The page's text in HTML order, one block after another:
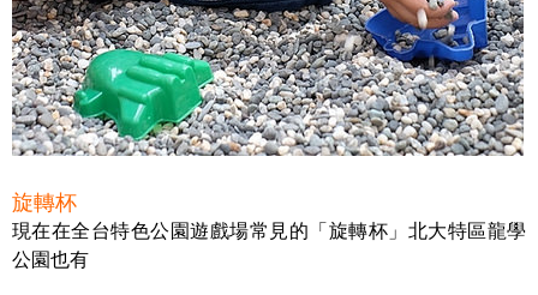
旋轉杯
現在在全台特色公園遊戲場常見的「旋轉杯」北大特區龍學
公園也有